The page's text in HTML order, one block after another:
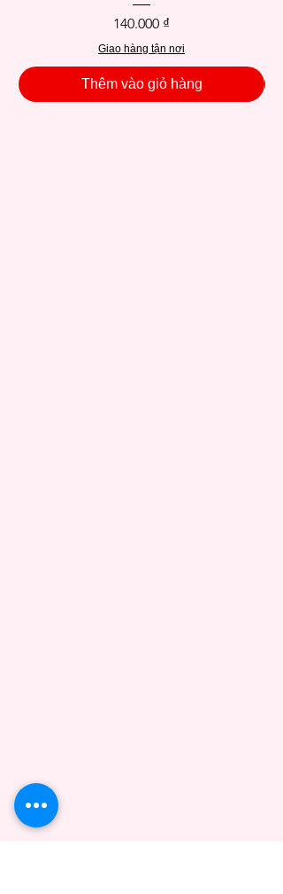
Giá
140.000 ₫
Giao hàng tận nơi
Thêm vào giỏ hàng